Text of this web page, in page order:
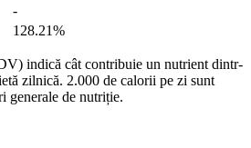
-
128.21%
indică cât contribuie un nutrient dintr-
zilnică. 2.000 de calorii pe zi sunt
generale de nutriție.